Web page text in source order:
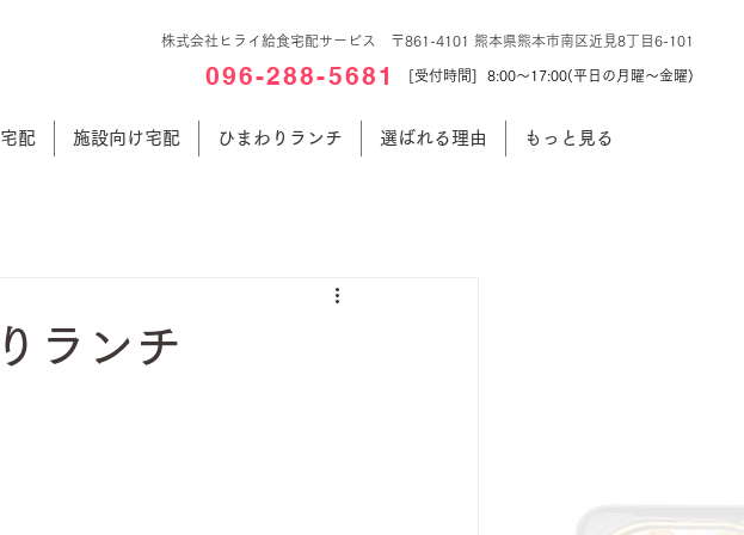
株式会社ヒライ給食宅配サービス 〒861-4101 熊本県熊本市南区近見8丁目6-101
096-288-5681 [受付時間] 8:00～17:00(平日の月曜～金曜)
配 施設向け宅配 ひまわりランチ 選ばれる理由 もっと見る
ランチ